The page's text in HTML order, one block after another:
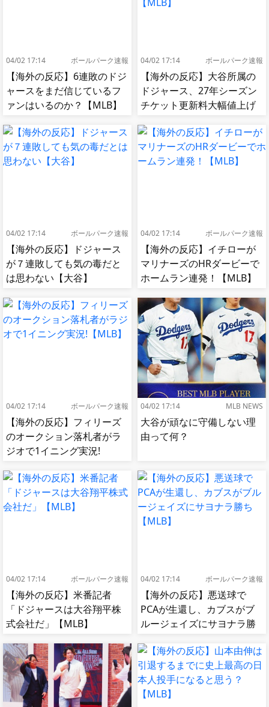
04/02 17:14 ボールパーク速報
【海外の反応】6連敗のドジ
ャースをまだ信じているフ
ァンはいるのか？【MLB】
04/02 17:14 ボールパーク速報
【海外の反応】大谷所属の
ドジャース、27年シーズン
チケット更新料大幅値上げ
04/02 17:14 ボールパーク速報
【海外の反応】ドジャース
が７連敗しても気の毒だと
は思わない【大谷】
04/02 17:14 ボールパーク速報
【海外の反応】イチローが
マリナーズのHRダービーで
ホームラン連発！【MLB】
04/02 17:14 ボールパーク速報
【海外の反応】フィリーズ
のオークション落札者がラ
ジオで1イニング実況!
04/02 17:14 MLB NEWS
大谷が頑なに守備しない理
由って何？
04/02 17:14 ボールパーク速報
【海外の反応】米番記者
「ドジャースは大谷翔平株
式会社だ」【MLB】
04/02 17:14 ボールパーク速報
【海外の反応】悪送球で
PCAが生還し、カブスがブ
ルージェイズにサヨナラ勝